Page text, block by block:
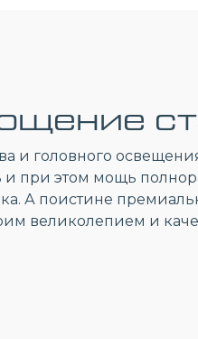
и головного
и при этом мощь
А поистине
великолепием и